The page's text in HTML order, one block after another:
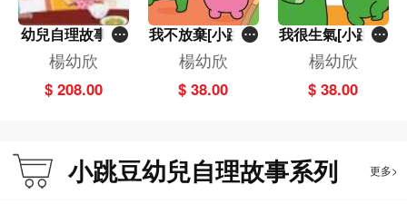
幼兒自理故事叢
書(套裝)
楊幼欣
$ 208.00
我不放棄[小跳豆
幼兒情緒故事系
列](新雅‧點讀樂
園)
楊幼欣
$ 38.00
我很生氣[小跳豆
幼兒情緒故事系
列](新雅‧點讀樂
園)
楊幼欣
$ 38.00
小跳豆幼兒自理故事系列 更多>